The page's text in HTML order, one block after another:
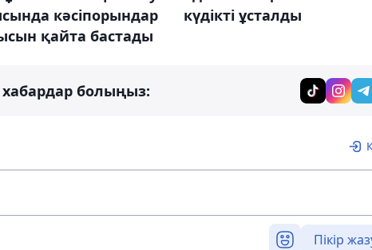
кәсіпорындар
қайта бастады
күдікті ұсталды
болыңыз:
Пікір